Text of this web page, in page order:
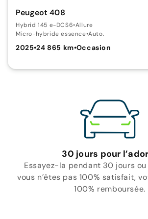
Peugeot 408
Hybrid 145 e-DCS6•Allure
Micro-hybride essence•Auto.
2025•24 865 km•Occasion
30 jours pour
Essayez-la pendant 30 jours ou
vous n’êtes pas 100% satisfait,
100% remboursée.